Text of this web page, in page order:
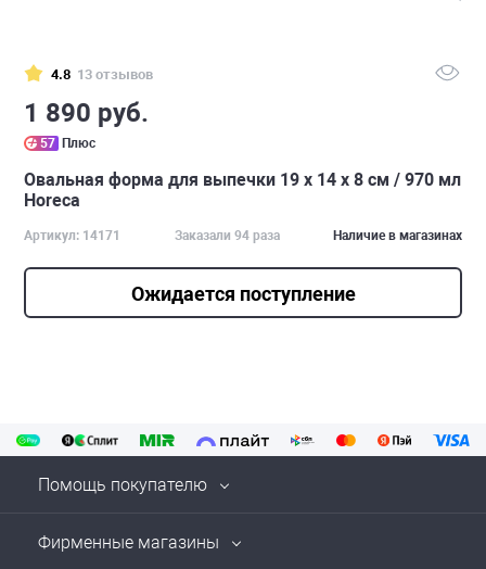
4.8 13 отзывов
1 890 руб.
57 Плюс
Овальная форма для выпечки 19 х 14 х 8 см / 970 мл
Horeca
Артикул: 14171 Заказали 94 раза Наличие в магазинах
Ожидается поступление
Помощь покупателю
Фирменные магазины